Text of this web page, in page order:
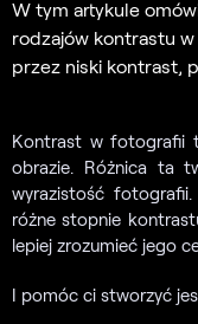
W tym artykule
rodzajów kontrastu
przez niski kontrast,
Kontrast w fotografii
obrazie. Różnica ta
wyrazistość
różne stopnie
lepiej zrozumieć jego
I pomóc ci stworzyć